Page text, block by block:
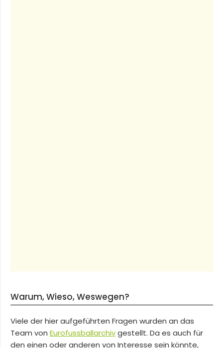
Warum, Wieso, Weswegen?
Viele der hier aufgeführten Fragen wurden an das
Team von Eurofussballarchivgestellt. Da es auch für
den einen oder anderen von Interesse sein könnte,